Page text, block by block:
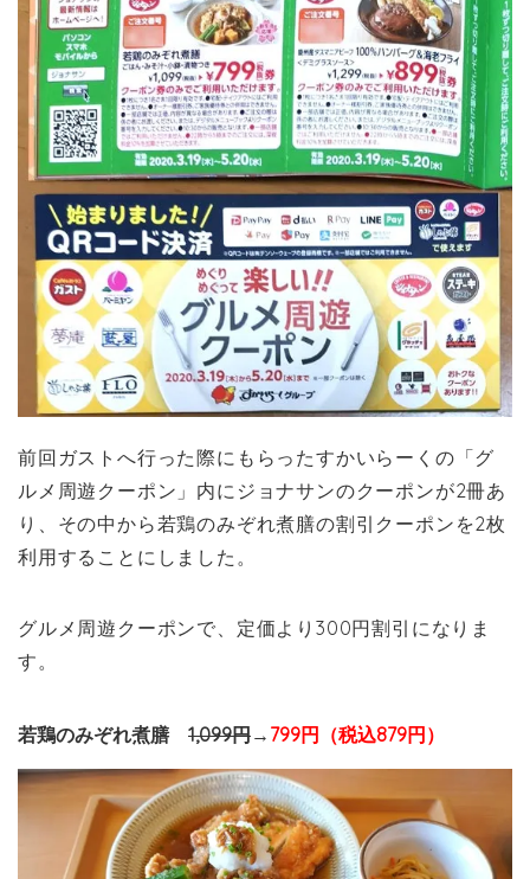
前回ガストへ行った際にもらったすかいらーくの「グ
ルメ周遊クーポン」内にジョナサンのクーポンが2冊あ
り、その中から若鶏のみぞれ煮膳の割引クーポンを2枚
利用することにしました。
グルメ周遊クーポンで、定価より300円割引になりま
す。
若鶏のみぞれ煮膳 1,099円→ 799円（税込879円）